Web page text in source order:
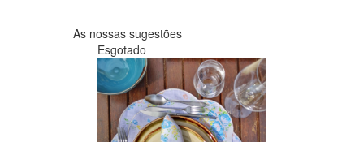
As nossas sugestões
Esgotado